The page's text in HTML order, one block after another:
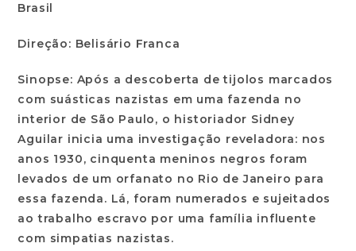
Brasil
Direção: Belisário Franca
Sinopse: Após a descoberta de tijolos marcados
com suásticas nazistas em uma fazenda no
interior de São Paulo, o historiador Sidney
Aguilar inicia uma investigação reveladora: nos
anos 1930, cinquenta meninos negros foram
levados de um orfanato no Rio de Janeiro para
essa fazenda. Lá, foram numerados e sujeitados
ao trabalho escravo por uma família influente
com simpatias nazistas.